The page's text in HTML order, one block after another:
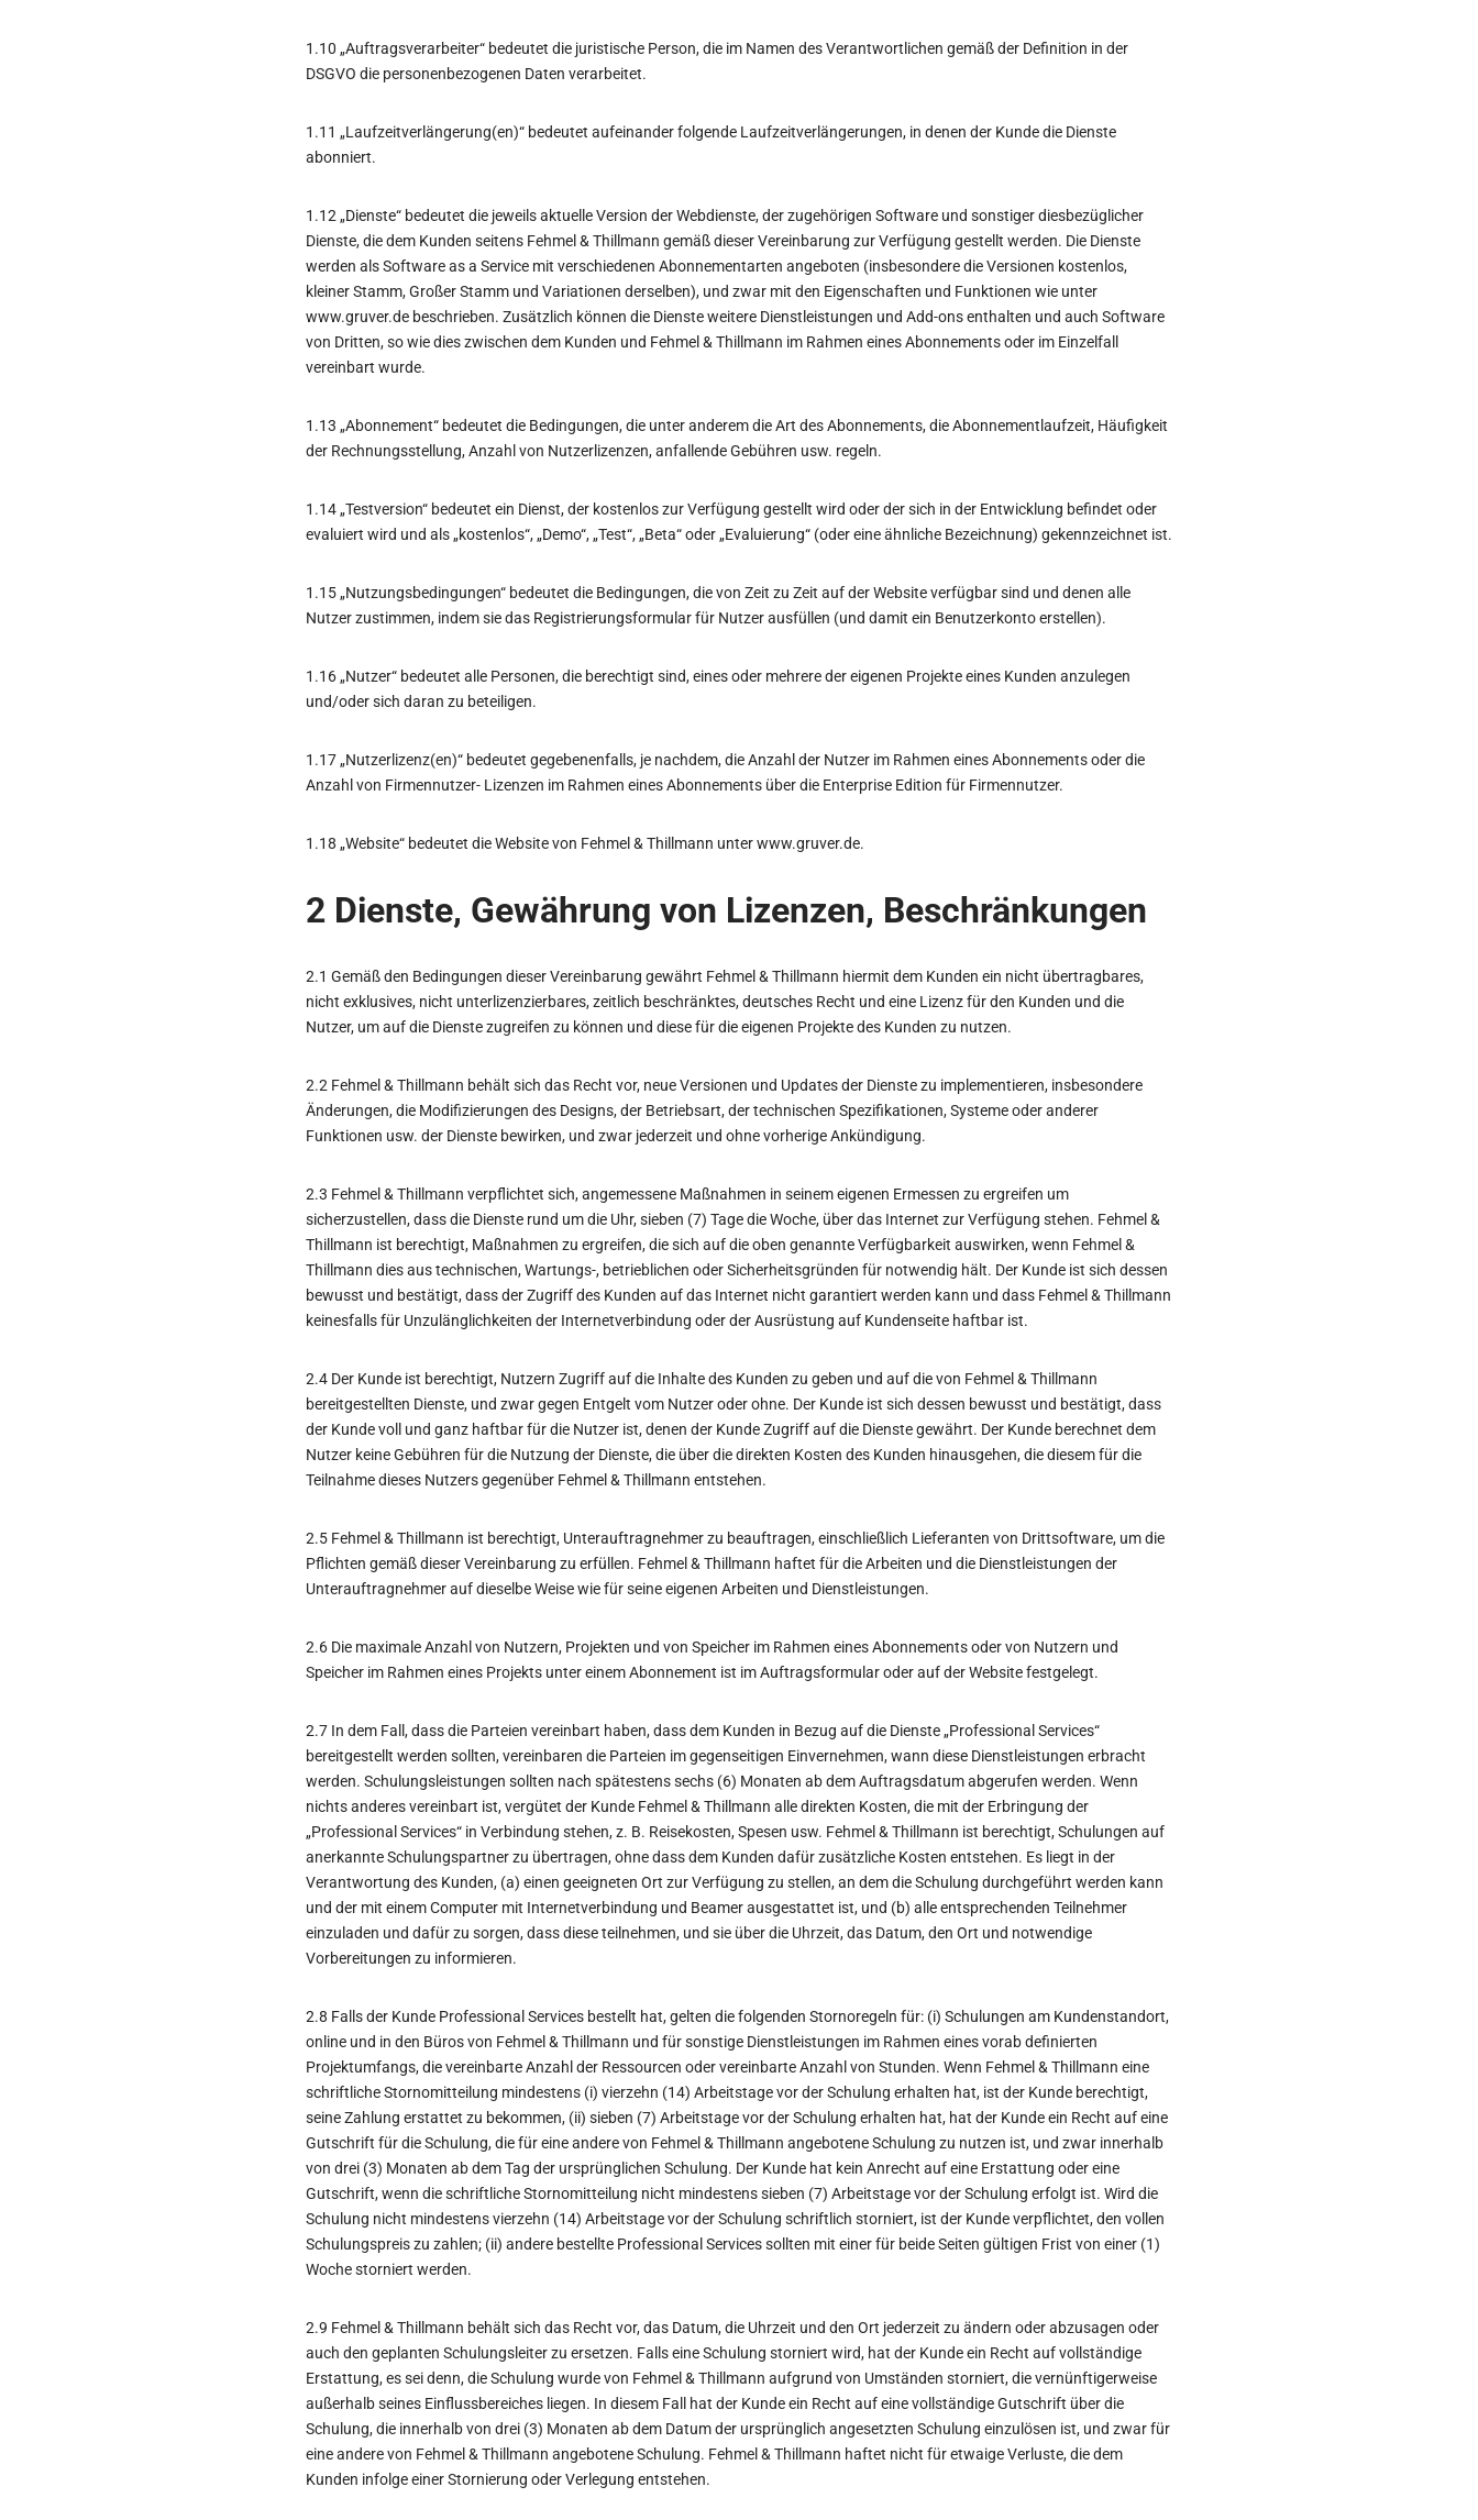
1.10 „Auftragsverarbeiter“ bedeutet die juristische Person, die im Namen des Verantwortlichen gemäß der Definition in der
DSGVO die personenbezogenen Daten verarbeitet.
1.11 „Laufzeitverlängerung(en)“ bedeutet aufeinander folgende Laufzeitverlängerungen, in denen der Kunde die Dienste
abonniert.
1.12 „Dienste“ bedeutet die jeweils aktuelle Version der Webdienste, der zugehörigen Software und sonstiger diesbezüglicher
Dienste, die dem Kunden seitens Fehmel & Thillmann gemäß dieser Vereinbarung zur Verfügung gestellt werden. Die Dienste
werden als Software as a Service mit verschiedenen Abonnementarten angeboten (insbesondere die Versionen kostenlos,
kleiner Stamm, Großer Stamm und Variationen derselben), und zwar mit den Eigenschaften und Funktionen wie unter
www.gruver.de beschrieben. Zusätzlich können die Dienste weitere Dienstleistungen und Add-ons enthalten und auch Software
von Dritten, so wie dies zwischen dem Kunden und Fehmel & Thillmann im Rahmen eines Abonnements oder im Einzelfall
vereinbart wurde.
1.13 „Abonnement“ bedeutet die Bedingungen, die unter anderem die Art des Abonnements, die Abonnementlaufzeit, Häufigkeit
der Rechnungsstellung, Anzahl von Nutzerlizenzen, anfallende Gebühren usw. regeln.
1.14 „Testversion“ bedeutet ein Dienst, der kostenlos zur Verfügung gestellt wird oder der sich in der Entwicklung befindet oder
evaluiert wird und als „kostenlos“, „Demo“, „Test“, „Beta“ oder „Evaluierung“ (oder eine ähnliche Bezeichnung) gekennzeichnet ist.
1.15 „Nutzungsbedingungen“ bedeutet die Bedingungen, die von Zeit zu Zeit auf der Website verfügbar sind und denen alle
Nutzer zustimmen, indem sie das Registrierungsformular für Nutzer ausfüllen (und damit ein Benutzerkonto erstellen).
1.16 „Nutzer“ bedeutet alle Personen, die berechtigt sind, eines oder mehrere der eigenen Projekte eines Kunden anzulegen
und/oder sich daran zu beteiligen.
1.17 „Nutzerlizenz(en)“ bedeutet gegebenenfalls, je nachdem, die Anzahl der Nutzer im Rahmen eines Abonnements oder die
Anzahl von Firmennutzer- Lizenzen im Rahmen eines Abonnements über die Enterprise Edition für Firmennutzer.
1.18 „Website“ bedeutet die Website von Fehmel & Thillmann unter www.gruver.de.
2 Dienste, Gewährung von Lizenzen, Beschränkungen
2.1 Gemäß den Bedingungen dieser Vereinbarung gewährt Fehmel & Thillmann hiermit dem Kunden ein nicht übertragbares,
nicht exklusives, nicht unterlizenzierbares, zeitlich beschränktes, deutsches Recht und eine Lizenz für den Kunden und die
Nutzer, um auf die Dienste zugreifen zu können und diese für die eigenen Projekte des Kunden zu nutzen.
2.2 Fehmel & Thillmann behält sich das Recht vor, neue Versionen und Updates der Dienste zu implementieren, insbesondere
Änderungen, die Modifizierungen des Designs, der Betriebsart, der technischen Spezifikationen, Systeme oder anderer
Funktionen usw. der Dienste bewirken, und zwar jederzeit und ohne vorherige Ankündigung.
2.3 Fehmel & Thillmann verpflichtet sich, angemessene Maßnahmen in seinem eigenen Ermessen zu ergreifen um
sicherzustellen, dass die Dienste rund um die Uhr, sieben (7) Tage die Woche, über das Internet zur Verfügung stehen. Fehmel &
Thillmann ist berechtigt, Maßnahmen zu ergreifen, die sich auf die oben genannte Verfügbarkeit auswirken, wenn Fehmel &
Thillmann dies aus technischen, Wartungs-, betrieblichen oder Sicherheitsgründen für notwendig hält. Der Kunde ist sich dessen
bewusst und bestätigt, dass der Zugriff des Kunden auf das Internet nicht garantiert werden kann und dass Fehmel & Thillmann
keinesfalls für Unzulänglichkeiten der Internetverbindung oder der Ausrüstung auf Kundenseite haftbar ist.
2.4 Der Kunde ist berechtigt, Nutzern Zugriff auf die Inhalte des Kunden zu geben und auf die von Fehmel & Thillmann
bereitgestellten Dienste, und zwar gegen Entgelt vom Nutzer oder ohne. Der Kunde ist sich dessen bewusst und bestätigt, dass
der Kunde voll und ganz haftbar für die Nutzer ist, denen der Kunde Zugriff auf die Dienste gewährt. Der Kunde berechnet dem
Nutzer keine Gebühren für die Nutzung der Dienste, die über die direkten Kosten des Kunden hinausgehen, die diesem für die
Teilnahme dieses Nutzers gegenüber Fehmel & Thillmann entstehen.
2.5 Fehmel & Thillmann ist berechtigt, Unterauftragnehmer zu beauftragen, einschließlich Lieferanten von Drittsoftware, um die
Pflichten gemäß dieser Vereinbarung zu erfüllen. Fehmel & Thillmann haftet für die Arbeiten und die Dienstleistungen der
Unterauftragnehmer auf dieselbe Weise wie für seine eigenen Arbeiten und Dienstleistungen.
2.6 Die maximale Anzahl von Nutzern, Projekten und von Speicher im Rahmen eines Abonnements oder von Nutzern und
Speicher im Rahmen eines Projekts unter einem Abonnement ist im Auftragsformular oder auf der Website festgelegt.
2.7 In dem Fall, dass die Parteien vereinbart haben, dass dem Kunden in Bezug auf die Dienste „Professional Services“
bereitgestellt werden sollten, vereinbaren die Parteien im gegenseitigen Einvernehmen, wann diese Dienstleistungen erbracht
werden. Schulungsleistungen sollten nach spätestens sechs (6) Monaten ab dem Auftragsdatum abgerufen werden. Wenn
nichts anderes vereinbart ist, vergütet der Kunde Fehmel & Thillmann alle direkten Kosten, die mit der Erbringung der
„Professional Services“ in Verbindung stehen, z. B. Reisekosten, Spesen usw. Fehmel & Thillmann ist berechtigt, Schulungen auf
anerkannte Schulungspartner zu übertragen, ohne dass dem Kunden dafür zusätzliche Kosten entstehen. Es liegt in der
Verantwortung des Kunden, (a) einen geeigneten Ort zur Verfügung zu stellen, an dem die Schulung durchgeführt werden kann
und der mit einem Computer mit Internetverbindung und Beamer ausgestattet ist, und (b) alle entsprechenden Teilnehmer
einzuladen und dafür zu sorgen, dass diese teilnehmen, und sie über die Uhrzeit, das Datum, den Ort und notwendige
Vorbereitungen zu informieren.
2.8 Falls der Kunde Professional Services bestellt hat, gelten die folgenden Stornoregeln für: (i) Schulungen am Kundenstandort,
online und in den Büros von Fehmel & Thillmann und für sonstige Dienstleistungen im Rahmen eines vorab definierten
Projektumfangs, die vereinbarte Anzahl der Ressourcen oder vereinbarte Anzahl von Stunden. Wenn Fehmel & Thillmann eine
schriftliche Stornomitteilung mindestens (i) vierzehn (14) Arbeitstage vor der Schulung erhalten hat, ist der Kunde berechtigt,
seine Zahlung erstattet zu bekommen, (ii) sieben (7) Arbeitstage vor der Schulung erhalten hat, hat der Kunde ein Recht auf eine
Gutschrift für die Schulung, die für eine andere von Fehmel & Thillmann angebotene Schulung zu nutzen ist, und zwar innerhalb
von drei (3) Monaten ab dem Tag der ursprünglichen Schulung. Der Kunde hat kein Anrecht auf eine Erstattung oder eine
Gutschrift, wenn die schriftliche Stornomitteilung nicht mindestens sieben (7) Arbeitstage vor der Schulung erfolgt ist. Wird die
Schulung nicht mindestens vierzehn (14) Arbeitstage vor der Schulung schriftlich storniert, ist der Kunde verpflichtet, den vollen
Schulungspreis zu zahlen; (ii) andere bestellte Professional Services sollten mit einer für beide Seiten gültigen Frist von einer (1)
Woche storniert werden.
2.9 Fehmel & Thillmann behält sich das Recht vor, das Datum, die Uhrzeit und den Ort jederzeit zu ändern oder abzusagen oder
auch den geplanten Schulungsleiter zu ersetzen. Falls eine Schulung storniert wird, hat der Kunde ein Recht auf vollständige
Erstattung, es sei denn, die Schulung wurde von Fehmel & Thillmann aufgrund von Umständen storniert, die vernünftigerweise
außerhalb seines Einflussbereiches liegen. In diesem Fall hat der Kunde ein Recht auf eine vollständige Gutschrift über die
Schulung, die innerhalb von drei (3) Monaten ab dem Datum der ursprünglich angesetzten Schulung einzulösen ist, und zwar für
eine andere von Fehmel & Thillmann angebotene Schulung. Fehmel & Thillmann haftet nicht für etwaige Verluste, die dem
Kunden infolge einer Stornierung oder Verlegung entstehen.